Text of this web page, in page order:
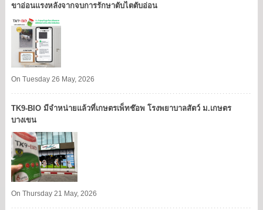
ขาอ่อนแรงหลังจากจบการรักษาตับไตตับอ่อน
On Tuesday 26 May, 2026
TK9​-BIO มีจำหน่ายแล้วที่เกษตรเพ็ทช๊อพ โรงพยาบาลสัตว์ ม.เกษตร
บางเขน​
On Thursday 21 May, 2026